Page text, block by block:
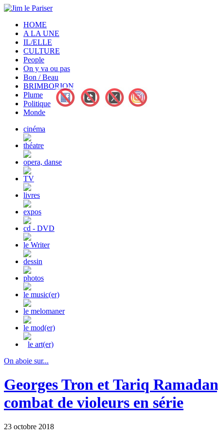
HOME
A LA UNE
IL/ELLE
CULTURE
People
On y va ou pas
Bon / Beau
BRIMBORION
Plume
Politique
Monde
cinéma
théatre
opera, danse
TV
livres
expos
cd - DVD
le Writer
dessin
photos
le music(er)
le melomaner
le mod(er)
le art(er)
On aboie sur...
Georges Tron et Tariq
combat de violeurs en série
23 octobre 2018